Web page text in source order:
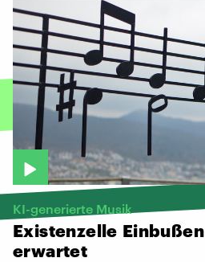
KI-generierte Musik
Existenzelle Einbußen
erwartet